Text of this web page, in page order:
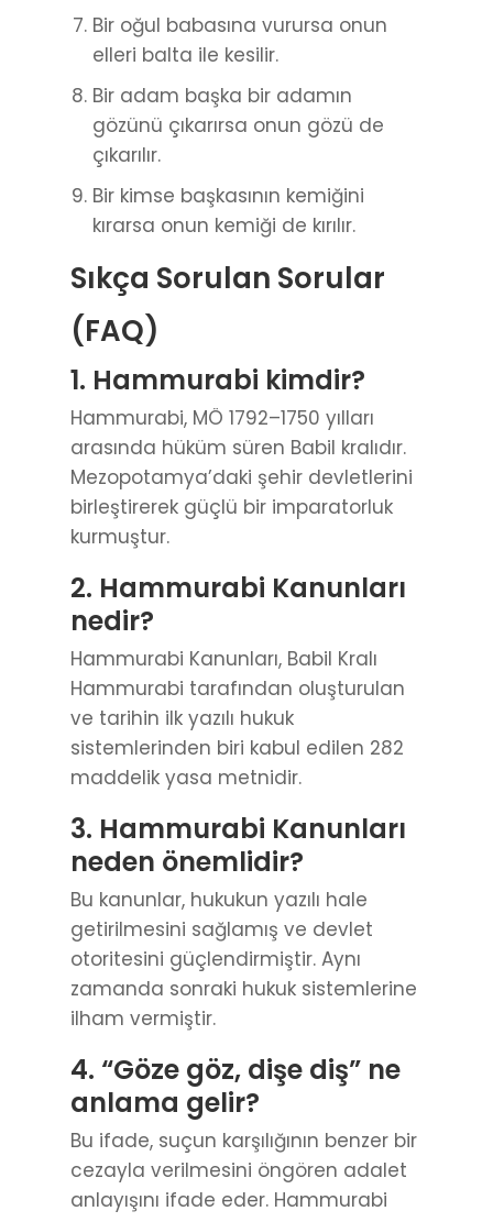
Bir oğul babasına vurursa onun
elleri balta ile kesilir.
Bir adam başka bir adamın
gözünü çıkarırsa onun gözü de
çıkarılır.
Bir kimse başkasının kemiğini
kırarsa onun kemiği de kırılır.
Sıkça Sorulan Sorular
(FAQ)
1. Hammurabi kimdir?
Hammurabi, MÖ 1792–1750 yılları
arasında hüküm süren Babil kralıdır.
Mezopotamya’daki şehir devletlerini
birleştirerek güçlü bir imparatorluk
kurmuştur.
2. Hammurabi Kanunları
nedir?
Hammurabi Kanunları, Babil Kralı
Hammurabi tarafından oluşturulan
ve tarihin ilk yazılı hukuk
sistemlerinden biri kabul edilen 282
maddelik yasa metnidir.
3. Hammurabi Kanunları
neden önemlidir?
Bu kanunlar, hukukun yazılı hale
getirilmesini sağlamış ve devlet
otoritesini güçlendirmiştir. Aynı
zamanda sonraki hukuk sistemlerine
ilham vermiştir.
4. “Göze göz, dişe diş” ne
anlama gelir?
Bu ifade, suçun karşılığının benzer bir
cezayla verilmesini öngören adalet
anlayışını ifade eder. Hammurabi